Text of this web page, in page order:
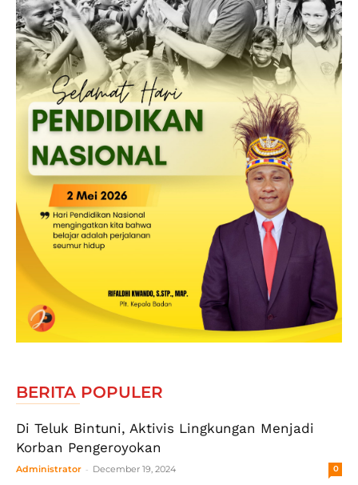
BERITA POPULER
Di Teluk Bintuni, Aktivis Lingkungan Menjadi
Korban Pengeroyokan
Administrator - December 19, 2024 0